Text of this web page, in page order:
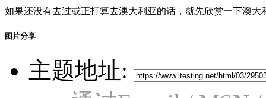
如果还没有去过或正打算去澳大利亚的话，就先欣赏一下澳大
图片分享
主题地址: